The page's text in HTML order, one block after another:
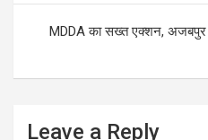
MDDA का सख्त एक्शन, अजबपुर
Leave a Reply